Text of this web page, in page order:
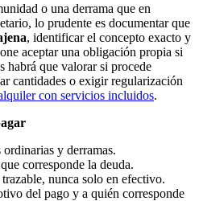
o una derrama que en
lo prudente es documentar que
, identificar el concepto exacto y
aceptar una obligación propia si
habrá que valorar si procede
cantidades o exigir regularización
con servicios incluidos.
y derramas.
corresponde la deuda.
nunca solo en efectivo.
del pago y a quién corresponde